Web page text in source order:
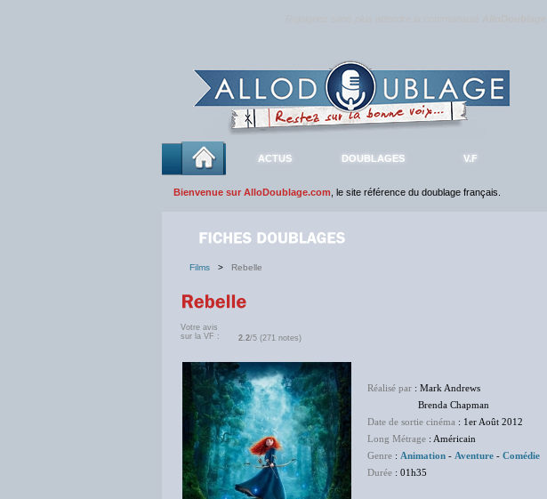
ACTUS DOUBLAGES V.F
Bienvenue sur AlloDoublage.com , le site référence du doublage français.
Films > Rebelle
Votre avis
sur la VF :
2.2/5 (271 notes)
Réalisé par : Mark Andrews
Brenda Chapman
Date de sortie cinéma : 1er Août 2012
Long Métrage : Américain
Genre : Animation - Aventure - Comédie
Durée : 01h35